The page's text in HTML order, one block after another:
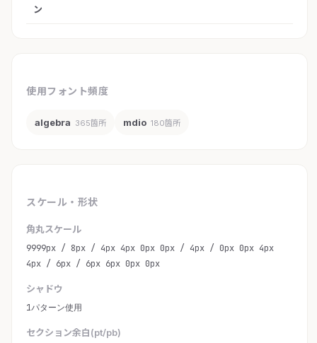
ン
使用フォント頻度
algebra 365箇所 mdio 180箇所
スケール・形状
角丸スケール
9999px / 8px / 4px 4px 0px 0px / 4px / 0px 0px 4px
4px / 6px / 6px 6px 0px 0px
シャドウ
1パターン使用
セクション余白(pt/pb)